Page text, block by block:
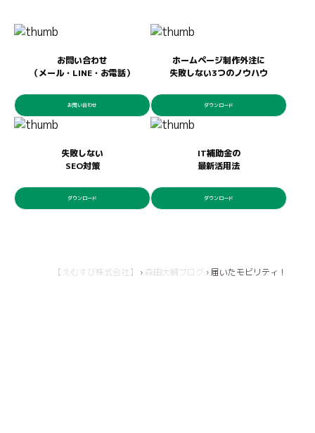
お問い合わせ
（メール・LINE・お電話）
お問い合わせ
ホームページ制作外注に
失敗しない3つのノウハウ
ダウンロード
失敗しない
SEO対策
ダウンロード
IT補助金の
最新活用法
ダウンロード
【えむすび株式会社】 › 森田大輔ブログ ›届いたモビリティ！